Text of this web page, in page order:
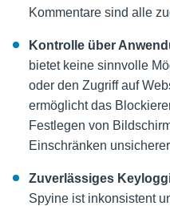
Kommentare sind alle
Kontrolle über
bietet keine sinnvolle
oder den Zugriff auf
ermöglicht das
Festlegen von
Einschränken
Zuverlässiges
Spyine ist inkonsistent